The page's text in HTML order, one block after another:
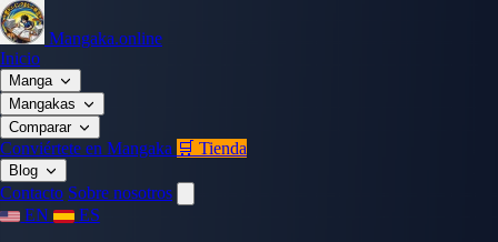
Mangaka.online
Inicio
Manga
Mangakas
Comparar
Conviértete en Mangaka 🛒 Tienda
Blog
Contacto Sobre nosotros
EN
ES